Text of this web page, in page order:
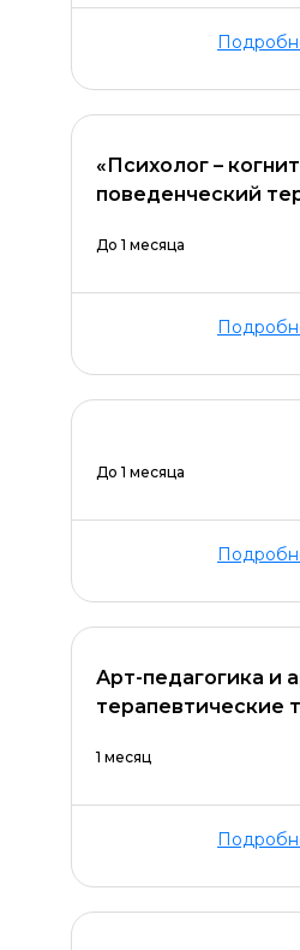
«Психолог –
поведенческий
До 1 месяца
До 1 месяца
Арт-педагогика и
терапевтические
1 месяц